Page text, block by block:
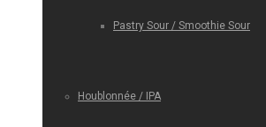
Pastry Sour / Smoothie Sour
Houblonnée / IPA